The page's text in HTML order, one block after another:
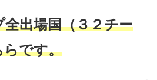
出場国（３２チー
らです。